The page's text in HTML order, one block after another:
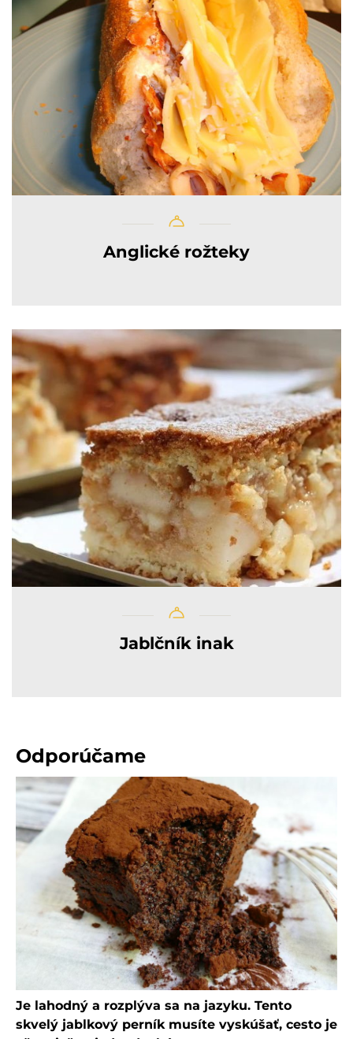
Anglické rožteky
Jablčník inak
Odporúčame
Je lahodný a rozplýva sa na jazyku. Tento
skvelý jablkový perník musíte vyskúšať, cesto je